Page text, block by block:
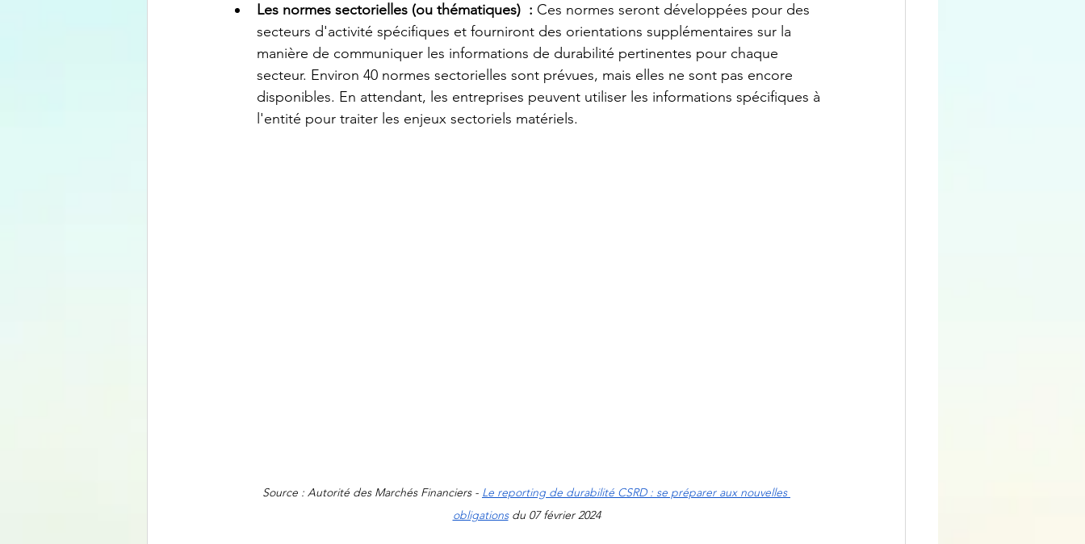
Les normes sectorielles (ou thématiques)  : Ces normes seront développées pour des
secteurs d'activité spécifiques et fourniront des orientations supplémentaires sur la
manière de communiquer les informations de durabilité pertinentes pour chaque
secteur. Environ 40 normes sectorielles sont prévues, mais elles ne sont pas encore
disponibles. En attendant, les entreprises peuvent utiliser les informations spécifiques à
l'entité pour traiter les enjeux sectoriels matériels.
Source : Autorité des Marchés Financiers - Le reporting de durabilité CSRD : se préparer aux nouvelles
obligations du 07 février 2024